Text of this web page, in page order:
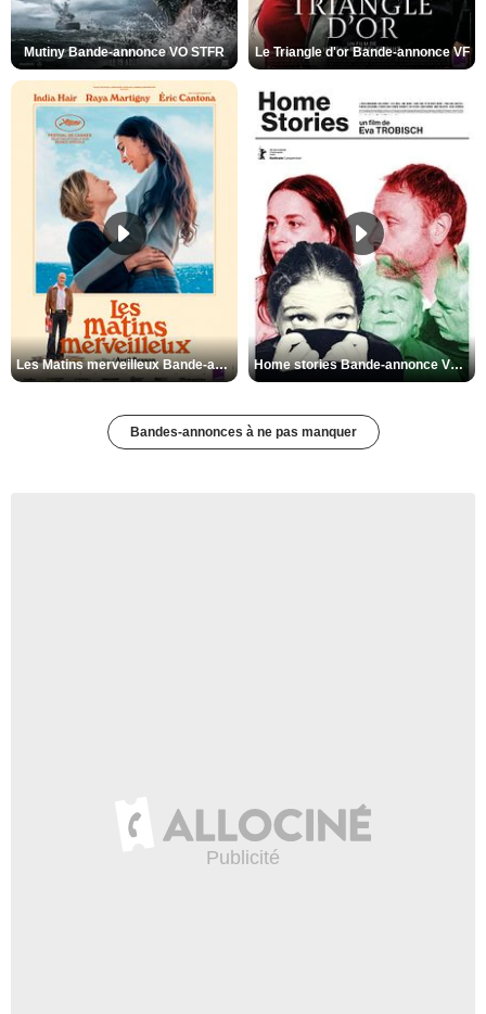
Mutiny Bande-annonce VO STFR Le Triangle d'or Bande-annonce VF
Les Matins merveilleux Bande-annonce VF Home stories Bande-annonce VO STFR
Bandes-annonces à ne pas manquer